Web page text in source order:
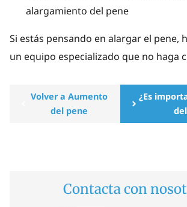
alargamiento del pene
Si estás pensando en alargar el pene,
un equipo especializado que no haga
Volver a Aumento
del pene
¿Es
Contacta con